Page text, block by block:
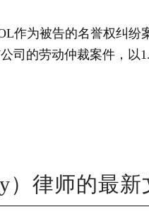
作为被告的名誉权纠纷
司的劳动仲裁案件，以
）律师的最新